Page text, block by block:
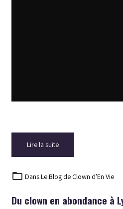
Lire la suite
DansLe Blog de Clown d'En Vie
Du clown en abondance à